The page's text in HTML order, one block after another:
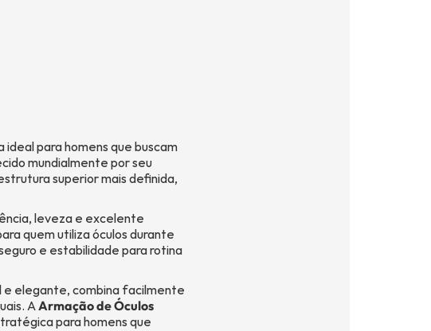
suporte@oticaisabeladias.com
para homens que buscam
mundialmente por seu
superior mais definida,
leveza e excelente
quem utiliza óculos durante
e estabilidade para rotina
e elegante, combina facilmente
AArmação de Óculos
para homens que